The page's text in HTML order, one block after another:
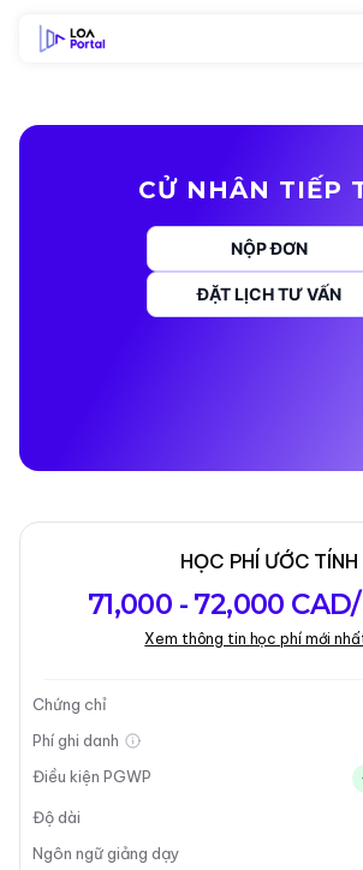
CỬ NHÂN TIẾP
NỘP ĐƠN
ĐẶT LỊCH TƯ VẤN
chương trình
Học
Cập nhật lần cuối vào 05-01-2026
Tổng quan về
Tổng Quan Chương
Chương trình Cử Nhân Tiếp Thị tại
được thiết kế cho những ai sáng tạo
HỌC PHÍ ƯỚC TÍNH
71,000 - 72,000
Xem thông tin học phí mới
Chứng chỉ
Phí ghi danh
Điều kiện PGWP
Độ dài
Ngôn ngữ giảng dạy